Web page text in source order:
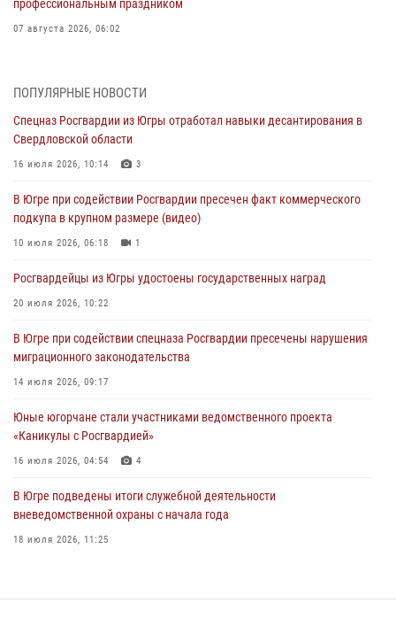
профессиональным праздником
07 августа 2026, 06:02
Военнослужащие Росгвардии сбили дрон-разведчик ВСУ на южном
направлении
Офицеры Росгвардии и ветераны войск правопорядка почтили
память генерала армии Ивана Кирилловича Яковлева
В Югре при силовой поддержке ОМОН Росгвардии задержаны
06 августа 2026, 09:07 2 1
Урайский отдел вневедомственной охраны Росгвардии отмечает
05 августа 2026, 12:01 3
ПОПУЛЯРНЫЕ НОВОСТИ
Спецназ Росгвардии из Югры отработал навыки десантирования в
Свердловской области
16 июля 2026, 10:14 3
В Югре при содействии Росгвардии пресечен факт коммерческого
подкупа в крупном размере (видео)
10 июля 2026, 06:18 1
Росгвардейцы из Югры удостоены государственных наград
20 июля 2026, 10:22
В Югре при содействии спецназа Росгвардии пресечены нарушения
миграционного законодательства
14 июля 2026, 09:17
Юные югорчане стали участниками ведомственного проекта
«Каникулы с Росгвардией»
16 июля 2026, 04:54 4
В Югре подведены итоги служебной деятельности
вневедомственной охраны с начала года
18 июля 2026, 11:25